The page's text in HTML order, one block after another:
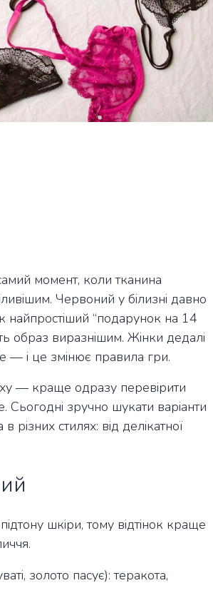
момент, коли тканина
Червоний у білизні давно
найпростіший “подарунок на 14
образ виразнішим. Жінки дедалі
— і це змінює правила гри.
— краще одразу перевірити
Сьогодні зручно шукати варіанти
різних стилях: від делікатної
шкіри, тому відтінок краще
золото пасує): теракота,